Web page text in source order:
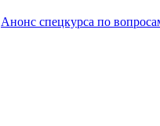
Анонс спецкурса по